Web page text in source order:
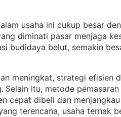
usaha ini cukup besar
diminati pasar menjaga
budidaya belut, semakin
meningkat, strategi efisien
. Selain itu, metode
cepat dibeli dan
terencana, usaha ternak